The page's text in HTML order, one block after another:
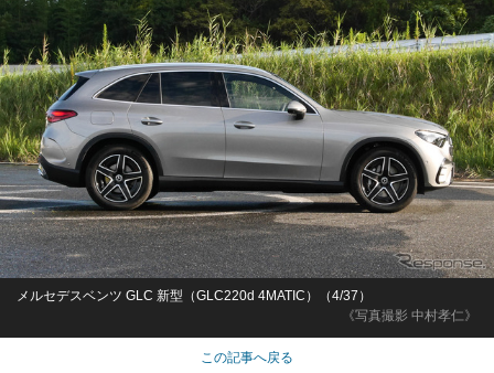
《写真撮影 中村孝仁》
メルセデスベンツ GLC 新型（GLC220d 4MATIC）（4/37）
この記事へ戻る